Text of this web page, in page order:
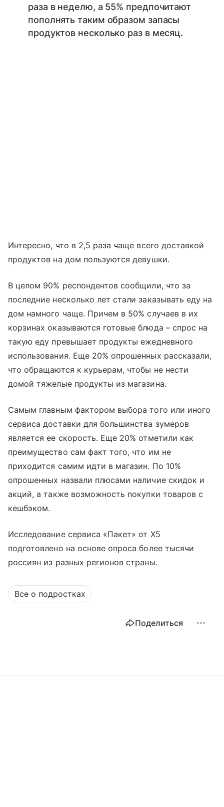
раза в неделю, а 55% предпочитают
пополнять таким образом запасы
продуктов несколько раз в месяц.
Интересно, что в 2,5 раза чаще всего доставкой
продуктов на дом пользуются девушки.
В целом 90% респондентов сообщили, что за
последние несколько лет стали заказывать еду на
дом намного чаще. Причем в 50% случаев в их
корзинах оказываются готовые блюда – спрос на
такую еду превышает продукты ежедневного
использования. Еще 20% опрошенных рассказали,
что обращаются к курьерам, чтобы не нести
домой тяжелые продукты из магазина.
Самым главным фактором выбора того или иного
сервиса доставки для большинства зумеров
является ее скорость. Еще 20% отметили как
преимущество сам факт того, что им не
приходится самим идти в магазин. По 10%
опрошенных назвали плюсами наличие скидок и
акций, а также возможность покупки товаров с
кешбэком.
Исследование сервиса «Пакет» от Х5
подготовлено на основе опроса более тысячи
россиян из разных регионов страны.
Все о подростках
Поделиться